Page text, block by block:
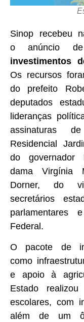
Sinop recebeu
o anúncio
investimentos
Os recursos
do prefeito
deputados
lideranças
assinaturas
Residencial
do governador
dama Virgínia
Dorner, do
secretários
parlamentares
Federal.
O pacote de
como
e apoio à
Estado
escolares, com
além de um